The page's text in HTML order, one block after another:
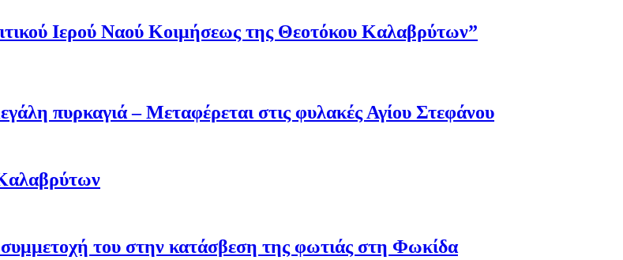
Ιερού Ναού Κοιμήσεως της Θεοτόκου Καλαβρύτων”
πυρκαγιά – Μεταφέρεται στις φυλακές Αγίου Στεφάνου
του στην κατάσβεση της φωτιάς στη Φωκίδα